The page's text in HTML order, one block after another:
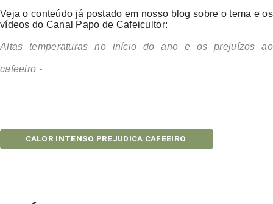
Veja o conteúdo já postado em nosso blog sobre o tema e os
vídeos do Canal Papo de Cafeicultor:
Altas temperaturas no início do ano e os prejuízos ao
cafeeiro -
CALOR INTENSO PREJUDICA CAFEEIRO